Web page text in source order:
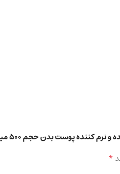
پوست بدن حجم 500 میلی لیتر”
*